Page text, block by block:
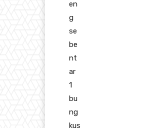
en
g
se
be
nt
ar
1
bu
ng
kus